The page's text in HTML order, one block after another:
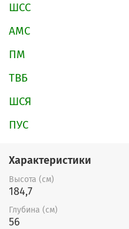
ШСС
АМС
ПМ
ТВБ
ШСЯ
ПУС
Характеристики
Высота (см)
184,7
Глубина (см)
56